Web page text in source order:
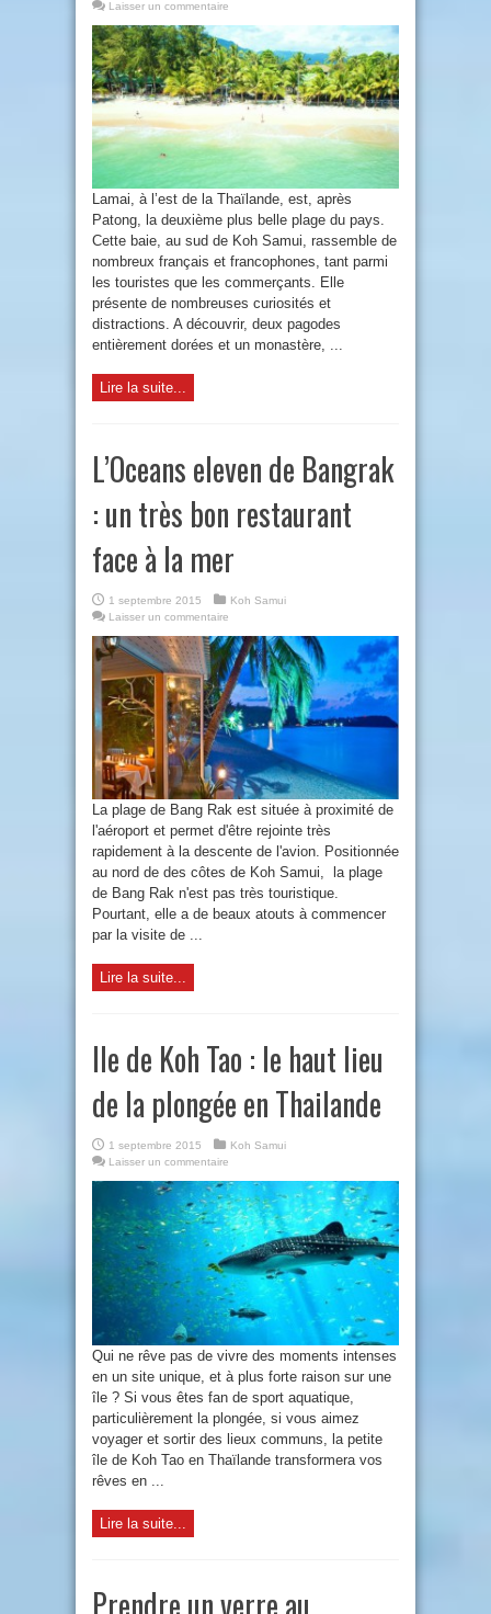
Laisser un commentaire
Lamai, à l’est de la Thaïlande, est, après
Patong, la deuxième plus belle plage du pays.
Cette baie, au sud de Koh Samui, rassemble de
nombreux français et francophones, tant parmi
les touristes que les commerçants. Elle
présente de nombreuses curiosités et
distractions. A découvrir, deux pagodes
entièrement dorées et un monastère, ...
Lire la suite...
L’Oceans eleven de Bangrak
: un très bon restaurant
face à la mer
1 septembre 2015
Koh Samui
Laisser un commentaire
La plage de Bang Rak est située à proximité de
l'aéroport et permet d'être rejointe très
rapidement à la descente de l'avion. Positionnée
au nord de des côtes de Koh Samui, la plage
de Bang Rak n'est pas très touristique.
Pourtant, elle a de beaux atouts à commencer
par la visite de ...
Lire la suite...
Ile de Koh Tao : le haut lieu
de la plongée en Thailande
1 septembre 2015
Koh Samui
Laisser un commentaire
Qui ne rêve pas de vivre des moments intenses
en un site unique, et à plus forte raison sur une
île ? Si vous êtes fan de sport aquatique,
particulièrement la plongée, si vous aimez
voyager et sortir des lieux communs, la petite
île de Koh Tao en Thaïlande transformera vos
rêves en ...
Lire la suite...
Prendre un verre au